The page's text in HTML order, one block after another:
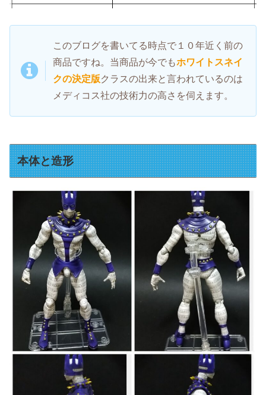
このブログを書いてる時点で１０年近く前の
商品ですね。当商品が今でもホワイトスネイ
クの決定版クラスの出来と言われているのは
メディコス社の技術力の高さを伺えます。
本体と造形